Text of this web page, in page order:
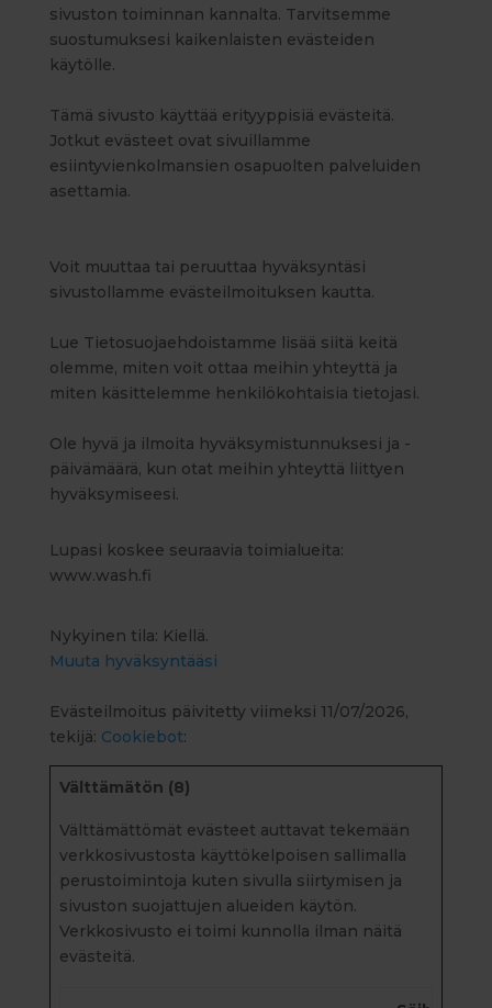
sivuston toiminnan kannalta. Tarvitsemme
suostumuksesi kaikenlaisten evästeiden
käytölle.
Tämä sivusto käyttää erityyppisiä evästeitä.
Jotkut evästeet ovat sivuillamme
esiintyvienkolmansien osapuolten palveluiden
asettamia.
Voit muuttaa tai peruuttaa hyväksyntäsi
sivustollamme evästeilmoituksen kautta.
Lue Tietosuojaehdoistamme lisää siitä keitä
olemme, miten voit ottaa meihin yhteyttä ja
miten käsittelemme henkilökohtaisia tietojasi.
Ole hyvä ja ilmoita hyväksymistunnuksesi ja -
päivämäärä, kun otat meihin yhteyttä liittyen
hyväksymiseesi.
Lupasi koskee seuraavia toimialueita:
www.wash.fi
Nykyinen tila: Kiellä.
Muuta hyväksyntääsi
Evästeilmoitus päivitetty viimeksi 11/07/2026,
tekijä: Cookiebot:
Välttämätön (8)
Välttämättömät evästeet auttavat tekemään
verkkosivustosta käyttökelpoisen sallimalla
perustoimintoja kuten sivulla siirtymisen ja
sivuston suojattujen alueiden käytön.
Verkkosivusto ei toimi kunnolla ilman näitä
evästeitä.